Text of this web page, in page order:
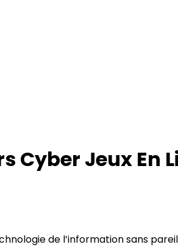
Cyber Jeux En
de l’information sans